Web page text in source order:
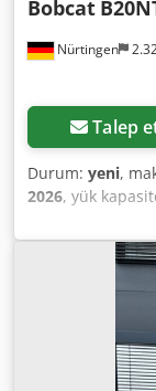
Nürtingen
Bobcat
Talep
Durum: yeni,
2026, yük
yakıt türü:
,
, ön
, 5174822
000027 Akü